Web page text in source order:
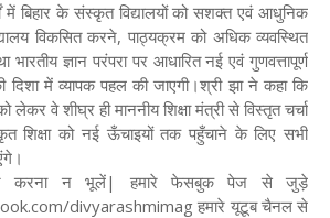
में बिहार के संस्कृत विद्यालयों को सशक्त एवं आधुनिक
विकसित करने, पाठ्यक्रम को अधिक व्यवस्थित
ज्ञान परंपरा पर आधारित नई एवं गुणवत्तापूर्ण
दिशा में व्यापक पहल की जाएगी।श्री झा ने कहा कि
लेकर वे शीघ्र ही माननीय शिक्षा मंत्री से विस्तृत चर्चा
शिक्षा को नई ऊँचाइयों तक पहुँचाने के लिए सभी
करना न भूलें| हमारे फेसबुक पेज से जुड़े
divyarashmimag हमारे यूटूब चैनल से